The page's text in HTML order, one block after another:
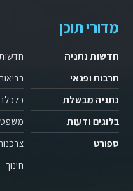
מדורי תוכן
חדשות נתניה
תרבות ופנאי
נתניה מבשלת
בלוגים ודעות
ספורט
משפט
חינוך